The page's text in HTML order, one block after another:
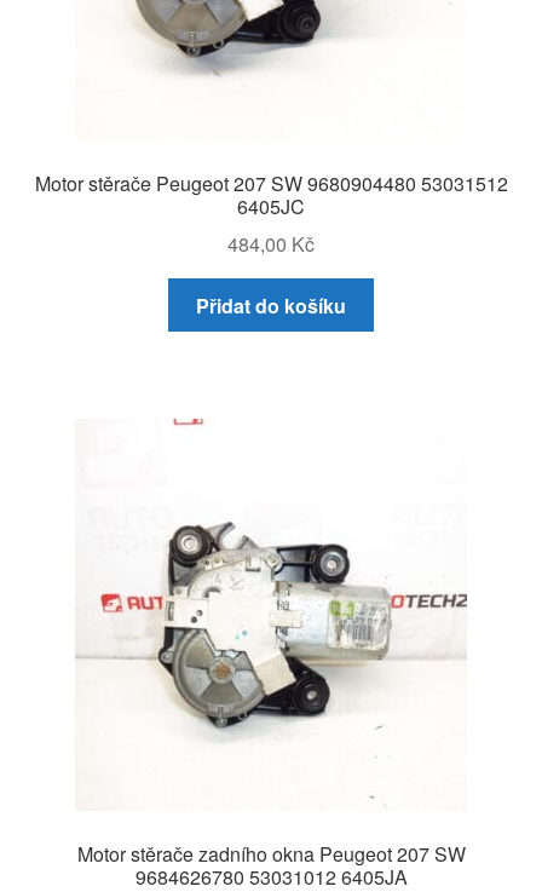
Motor stěrače Peugeot 207 SW 9680904480 53031512
6405JC
484,00 Kč
Přidat do košíku
Motor stěrače zadního okna Peugeot 207 SW
9684626780 53031012 6405JA